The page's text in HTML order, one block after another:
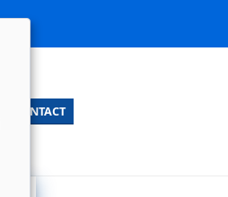
CONTACT